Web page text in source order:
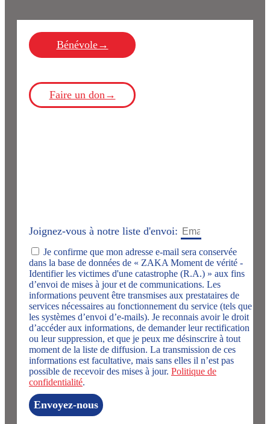
Bénévole→
Faire un don→
Joignez-vous à notre liste d'envoi:
Je confirme que mon adresse e-mail sera conservée
dans la base de données de « ZAKA Moment de vérité -
Identifier les victimes d'une catastrophe (R.A.) » aux fins
d’envoi de mises à jour et de communications. Les
informations peuvent être transmises aux prestataires de
services nécessaires au fonctionnement du service (tels que
les systèmes d’envoi d’e-mails). Je reconnais avoir le droit
d’accéder aux informations, de demander leur rectification
ou leur suppression, et que je peux me désinscrire à tout
moment de la liste de diffusion. La transmission de ces
informations est facultative, mais sans elles il n’est pas
possible de recevoir des mises à jour. Politique de
confidentialité.
Envoyez-nous